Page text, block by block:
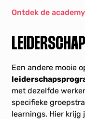
Ontdek de academy
Een andere mooie
met dezelfde
specifieke
learnings. Hier